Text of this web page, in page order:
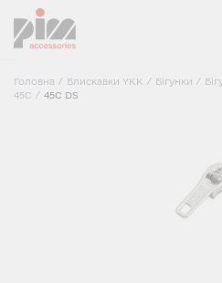
Головна / Блискавки YKK / Бігунки /
45C / 45C DS